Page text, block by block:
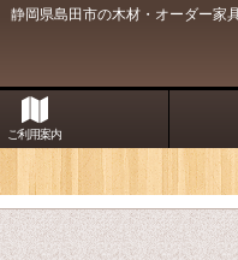
静岡県島田市の木材・オーダー家
ご利用案内